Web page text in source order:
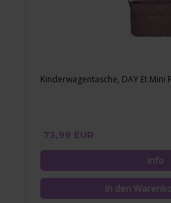
Kinderwagentasche, DAY Et Mini
73,99 EUR